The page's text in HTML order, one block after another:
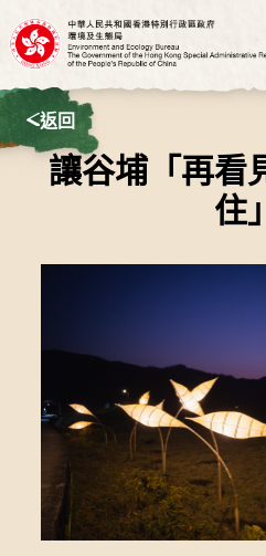
返回
讓谷埔「再
住」